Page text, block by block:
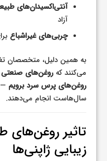
آنتی‌اکسیدان‌های
آزاد
چربی‌های غیراشباع
به همین دلیل، متخصصان
می‌کنند کهروغن‌های صنعتی
روغن‌های پرس سرد برویم
سال‌هاست انجام می‌دهند.
تاثیر
زیبایی ژاپنی‌ها